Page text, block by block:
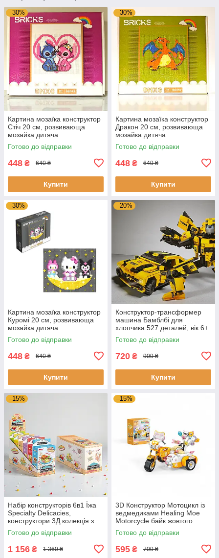
–30%
Картина мозаїка конструктор
Стіч 20 см, розвивающа
мозайка дитяча
Готово до відправки
448 ₴ 640 ₴
Купити
–30%
Картина мозаїка конструктор
Дракон 20 см, розвивающа
мозайка дитяча
Готово до відправки
448 ₴ 640 ₴
Купити
–30%
Картина мозаїка конструктор
Куромі 20 см, розвивающа
мозайка дитяча
Готово до відправки
448 ₴ 640 ₴
Купити
–20%
Конструктор-трансформер
машина Бамблбі для
хлопчика 527 деталей, вік 6+
Готово до відправки
720 ₴ 900 ₴
Купити
–15%
Набір конструкторів 6в1 Їжа
Specialty Delicacies,
конструктори 3Д колекція з
мініфігурок 7 см на 14 см
Готово до відправки
1 156 ₴ 1 360 ₴
–15%
3D Конструктор Мотоцикл із
ведмедиками Healing Moe
Motorcycle байк жовтого
кольору 19 см
Готово до відправки
595 ₴ 700 ₴